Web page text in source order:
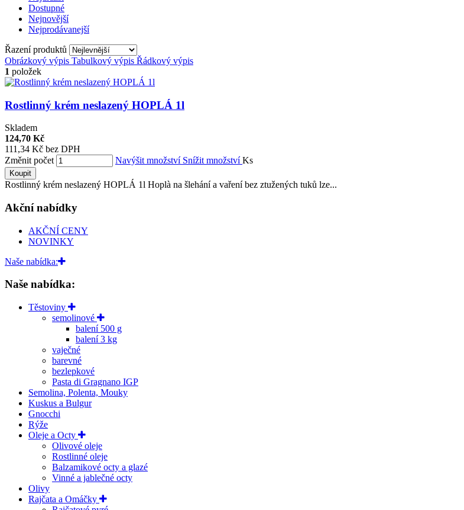
Dostupné
Nejnovější
Nejprodávanejší
Řazení produktů
Obrázkový výpis Tabulkový výpis Řádkový výpis
1 položek
Rostlinný krém neslazený HOPLÁ 1l
Skladem
124,70 Kč
111,34 Kč bez DPH
Změnit počet
Navýšit množství Snížit množstvíKs
Koupit
Rostlinný krém neslazený HOPLÁ 1l Hoplà na šlehání a vaření bez ztužených tuků lze...
Akční nabídky
AKČNÍ CENY
NOVINKY
Naše nabídka:
Naše nabídka:
Těstoviny
semolinové
balení 500 g
balení 3 kg
vaječné
barevné
bezlepkové
Pasta di Gragnano IGP
Semolina, Polenta, Mouky
Kuskus a Bulgur
Gnocchi
Rýže
Oleje a Octy
Olivové oleje
Rostlinné oleje
Balzamikové octy a glazé
Vinné a jablečné octy
Olivy
Rajčata a Omáčky